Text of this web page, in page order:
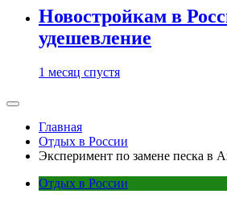
Новостройкам в
удешевление
1 месяц спустя
Главная
Отдых в России
Эксперимент по замене песка в
Отдых в России